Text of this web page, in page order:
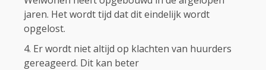
jaren. Het wordt tijd dat dit eindelijk wordt
opgelost.
Er wordt niet altijd op klachten van huurders
gereageerd. Dit kan beter